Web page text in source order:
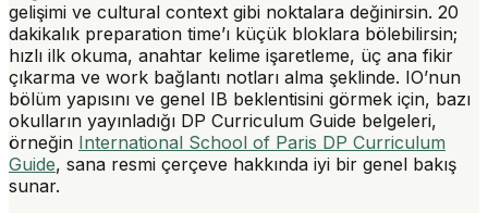
gelişimi ve cultural context gibi noktalara değinirsin. 20
dakikalık preparation time’ı küçük bloklara bölebilirsin;
hızlı ilk okuma, anahtar kelime işaretleme, üç ana fikir
çıkarma ve work bağlantı notları alma şeklinde. IO’nun
bölüm yapısını ve genel IB beklentisini görmek için, bazı
okulların yayınladığı DP Curriculum Guide belgeleri,
örneğin International School of Paris DP Curriculum
Guide, sana resmi çerçeve hakkında iyi bir genel bakış
sunar.